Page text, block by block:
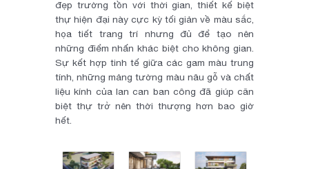
đẹp trường tồn với thời gian, thiết kế biệt
thự hiện đại này cực kỳ tối giản về màu sắc,
họa tiết trang trí nhưng đủ để tạo nên
những điểm nhấn khác biệt cho không gian.
Sự kết hợp tinh tế giữa các gam màu trung
tính, những mảng tường màu nâu gỗ và chất
liệu kính của lan can ban công đã giúp căn
biệt thự trở nên thời thượng hơn bao giờ
hết.